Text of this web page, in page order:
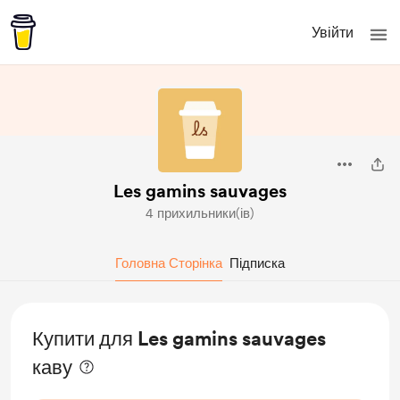
Увійти
Les gamins sauvages
4 прихильники(ів)
Головна Сторінка Підписка
Купити для Les gamins sauvages
каву